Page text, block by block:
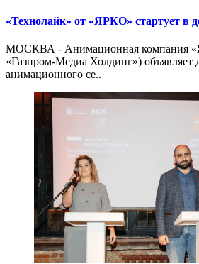
«Технолайк» от «ЯРКО» стартует в
МОСКВА - Анимационная компания
«Газпром-Медиа Холдинг») объявляет
анимационного се..